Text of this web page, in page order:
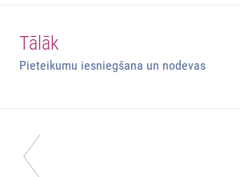
Tālāk
Pieteikumu iesniegšana un nodevas